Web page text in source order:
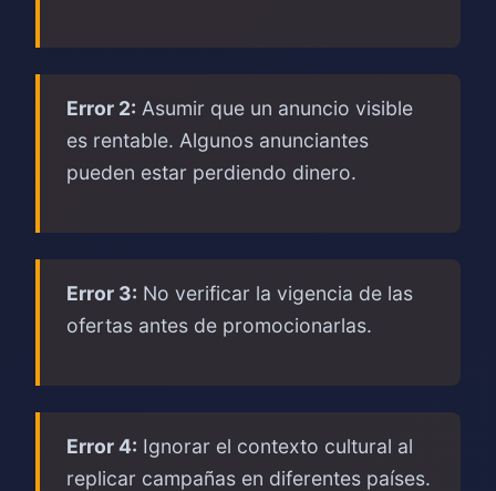
Error 2: Asumir que un anuncio visible
es rentable. Algunos anunciantes
pueden estar perdiendo dinero.
Error 3: No verificar la vigencia de las
ofertas antes de promocionarlas.
Error 4: Ignorar el contexto cultural al
replicar campañas en diferentes países.